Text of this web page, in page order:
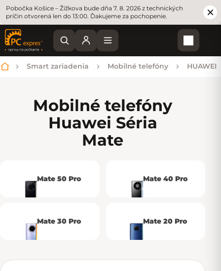
Pobočka Košice – Žižkova bude dňa 7. 8. 2026 z technických
príčin otvorená len do 13:00. Ďakujeme za pochopenie.
Domov
Smart zariadenia Mobilné telefóny HUAWEI
Mobilné telefóny
Huawei Séria
Mate
Mate 50 Pro Mate 40 Pro
Mate 30 Pro Mate 20 Pro